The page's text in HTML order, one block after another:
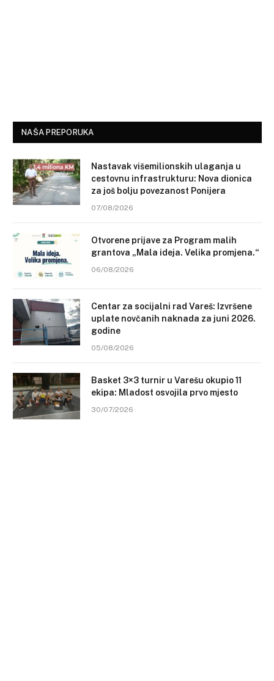
NAŠA PREPORUKA
Nastavak višemilionskih ulaganja u
cestovnu infrastrukturu: Nova dionica
za još bolju povezanost Ponijera
07/08/2026
Otvorene prijave za Program malih
grantova „Mala ideja. Velika promjena.“
06/08/2026
Centar za socijalni rad Vareš: Izvršene
uplate novčanih naknada za juni 2026.
godine
05/08/2026
Basket 3×3 turnir u Varešu okupio 11
ekipa: Mladost osvojila prvo mjesto
30/07/2026